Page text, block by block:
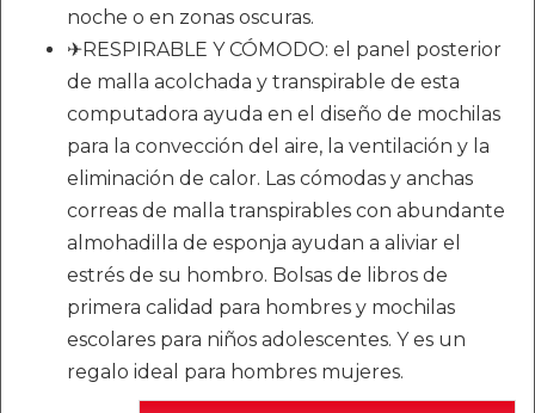
noche o en zonas oscuras.
✈RESPIRABLE Y CÓMODO: el panel posterior
de malla acolchada y transpirable de esta
computadora ayuda en el diseño de mochilas
para la convección del aire, la ventilación y la
eliminación de calor. Las cómodas y anchas
correas de malla transpirables con abundante
almohadilla de esponja ayudan a aliviar el
estrés de su hombro. Bolsas de libros de
primera calidad para hombres y mochilas
escolares para niños adolescentes. Y es un
regalo ideal para hombres mujeres.